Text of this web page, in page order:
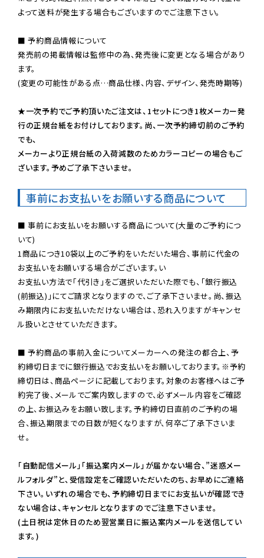
よって送料が発生する場合もございますのでご注意下さい。
■ 予約商品情報について
発売前の掲載情報は監修中の為、発売後に変更となる場合があり
ます。
(変更の可能性がある点…商品仕様、内容、デザイン、発売時期等)
★一次予約でご予約頂いたご注文は、1セットにつき1枚メーカー発
行の正規台紙をお付けしております。尚、一次予約締切前のご予約
でも、
メーカーより正規台紙の入荷減数のためカラーコピーの場合もご
ざいます。予めご了承下さいませ。
事前にお支払いをお願いする商品について
■ 事前にお支払いをお願いする商品について(大量のご予約につ
いて)
1商品につき10袋以上のご予約をいただいた場合、事前に代金の
お支払いをお願いする場合がございます。い
お支払い方法で「代引き」をご選択いただいた際でも、「銀行振込
(前振込)」にてご請求となりますので、ご了承下さいませ。尚、振込
み期限内にお支払いただけない場合は、恐れ入りますがキャンセ
ル扱いとさせていただきます。
■ 予約商品の事前入金についてメーカーへの発注の都合上、予
約締切日までに銀行振込でお支払いをお願いしております。※予約
締切日は、商品ページに記載しております。対象のお客様へはご予
約完了後、メールでご案内致しますので、必ずメール内容をご確認
の上、お振込みをお願い致します。予約締切日直前のご予約の場
合、振込期限までの日数が短くなりますが、何卒ご了承下さいま
せ。
「自動配信メール」「振込案内メール」が届かない場合、”迷惑メー
ルフォルダ”と、受信設定をご確認いただいたのち、お早めにご連絡
下さい。いずれの場合でも、予約締切日までにお支払いが確認でき
ない場合は、キャンセルとなりますのでご注意下さいませ。
(土日祝は定休日のため翌営業日に振込案内メールを送信してい
ます。)